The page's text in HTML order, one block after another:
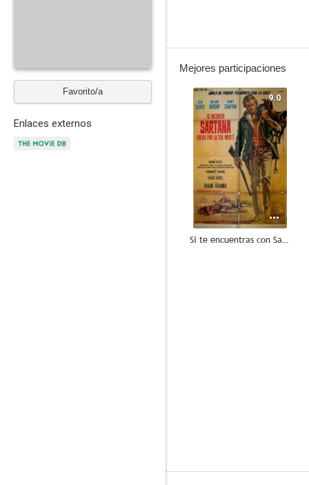
Favorito/a
Enlaces externos
Mejores participaciones
9.0
Si te encuentras con Sartana... ruega por tu muerte